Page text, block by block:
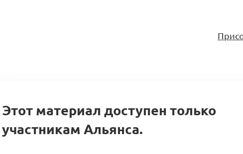
Этот материал доступен только
участникам Альянса.